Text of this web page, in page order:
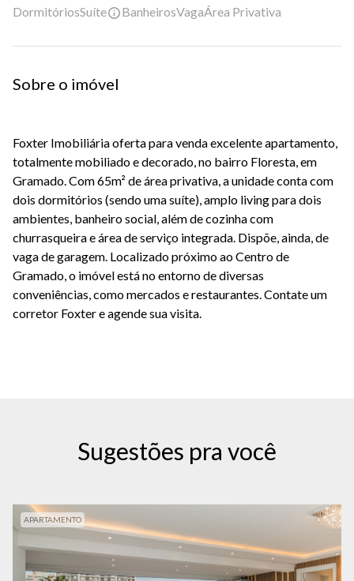
DormitóriosSuíte BanheirosVagaÁrea Privativa
Sobre o imóvel
Foxter Imobiliária oferta para venda excelente apartamento,
totalmente mobiliado e decorado, no bairro Floresta, em
Gramado. Com 65m² de área privativa, a unidade conta com
dois dormitórios (sendo uma suíte), amplo living para dois
ambientes, banheiro social, além de cozinha com
churrasqueira e área de serviço integrada. Dispõe, ainda, de
vaga de garagem. Localizado próximo ao Centro de
Gramado, o imóvel está no entorno de diversas
conveniências, como mercados e restaurantes. Contate um
corretor Foxter e agende sua visita.
Sugestões pra você
APARTAMENTO